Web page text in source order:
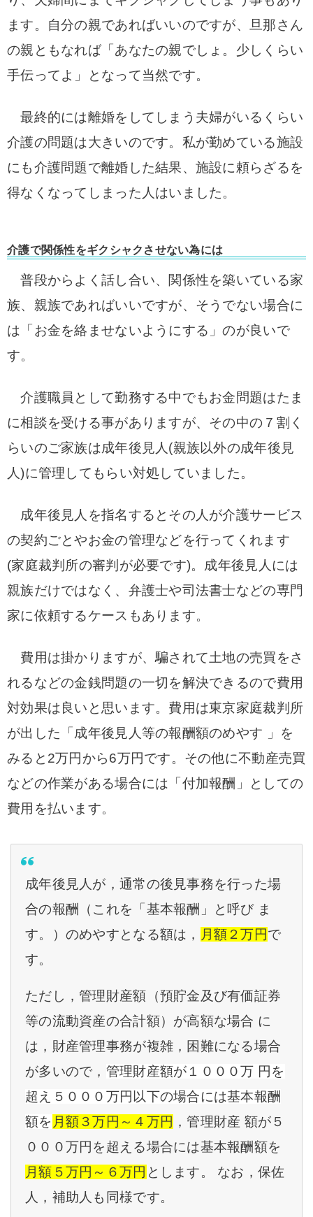
ます。自分の親であればいいのですが、旦那さん
の親ともなれば「あなたの親でしょ。少しくらい
手伝ってよ」となって当然です。
最終的には離婚をしてしまう夫婦がいるくらい
介護の問題は大きいのです。私が勤めている施設
にも介護問題で離婚した結果、施設に頼らざるを
得なくなってしまった人はいました。
介護で関係性をギクシャクさせない為には
普段からよく話し合い、関係性を築いている家
族、親族であればいいですが、そうでない場合に
は「 お金を絡ませないようにする」のが良いで
す。
介護職員として勤務する中でもお金問題はたま
に相談を受ける事がありますが、その中の７割く
らいのご家族は成年後見人(親族以外の成年後見
人)に管理してもらい対処していました。
成年後見人を指名するとその人が介護サービス
の契約ごとやお金の管理などを行ってくれます
(家庭裁判所の審判が必要です)。成年後見人には
親族だけではなく、弁護士や司法書士などの専門
家に依頼するケースもあります。
費用は掛かりますが、騙されて土地の売買をさ
れるなどの金銭問題の一切を解決できるので費用
対効果は良いと思います。費用は東京家庭裁判所
が出した「成年後見人等の報酬額のめやす 」を
みると2万円から6万円です。その他に不動産売買
などの作業がある場合には「付加報酬」としての
費用を払います。
成年後見人が，通常の後見事務を行った場
合の報酬（これを「基本報酬」と呼び ま
す。）のめやすとなる額は，
月額２万円で
す。
ただし，管理財産額（預貯金及び有価証券
等の流動資産の合計額）が高額な場合 に
は，財産管理事務が複雑，困難になる場合
が多いので， 管理財産額が１０００万 円を
超え５０００万円以下の場合には基本報酬
額を 月額３万円～４万円 ，管理財産 額が５
０００万円を超える場合には基本報酬額を
月額５万円～６万円 とします。 なお，保佐
人，補助人も同様です。